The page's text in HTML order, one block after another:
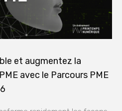
et augmentez la
avec le Parcours PME